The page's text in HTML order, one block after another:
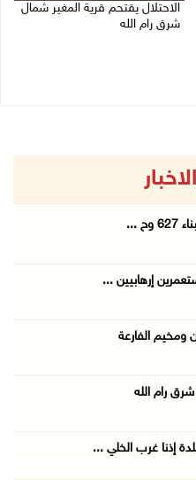
الاحتلال يقتحم قرية المغير شمال
شرق رام الله
...
ومخيم الفارعة
رام الله
إذنا غرب الخلي ...